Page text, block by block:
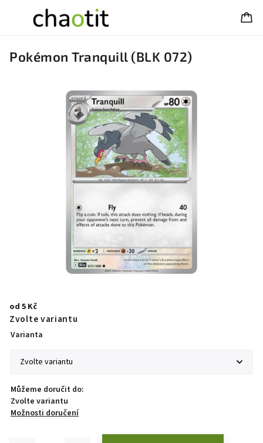
Pokémon Tranquill (BLK 072)
od 5 Kč
Zvolte variantu
Varianta
Můžeme doručit do:
Zvolte variantu
Možnosti doručení